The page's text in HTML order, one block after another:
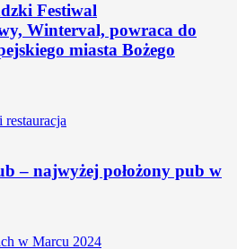
Festiwal
Winterval, powraca do
miasta Bożego
– najwyżej położony pub w